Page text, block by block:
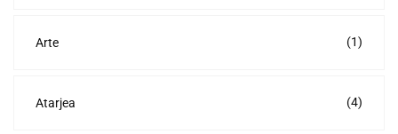
Arte (1)
Atarjea (4)